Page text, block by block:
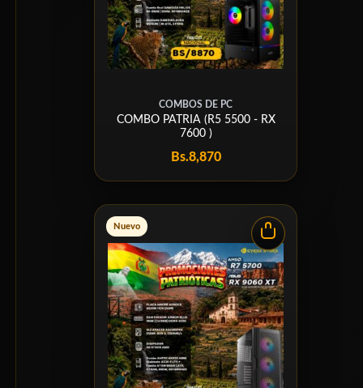
COMBOS DE PC
COMBO PATRIA (R5 5500 - RX
7600 )
Bs.8,870
Nuevo